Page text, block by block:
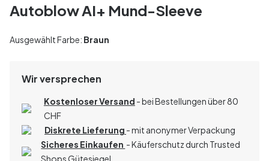
Autoblow AI+ Mund-Sleeve
Ausgewählt Farbe: Braun
Wir versprechen
Kostenloser Versand - bei Bestellungen über 80
CHF
Diskrete Lieferung - mit anonymer Verpackung
Sicheres Einkaufen - Käuferschutz durch Trusted
Shops Gütesiegel